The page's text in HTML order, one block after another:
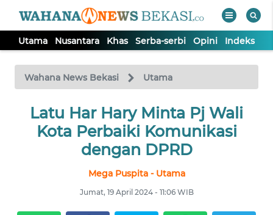
Utama Nusantara Khas Serba-serbi Opini Indeks
Wahana News Bekasi Utama
Latu Har Hary Minta Pj Wali
Kota Perbaiki Komunikasi
dengan DPRD
Mega Puspita - Utama
Jumat, 19 April 2024 - 11:06 WIB
TV
Tutup
UTAMA
SERBA-